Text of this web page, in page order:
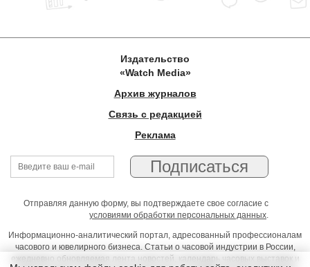
Издательство
«Watch Media»
Архив журналов
Связь с редакцией
Реклама
Отправляя данную форму, вы подтверждаете свое согласие с
условиями обработки персональных данных.
Информационно-аналитический портал, адресованный профессионалам
часового и ювелирного бизнеса. Статьи о часовой индустрии в России,
ежедневно обновляемая лента новостей, календарь часовых выставок и